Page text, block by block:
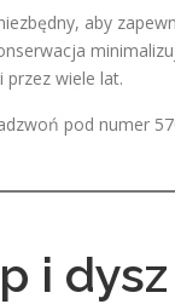
aby
przez wiele lat.
pod numer
i